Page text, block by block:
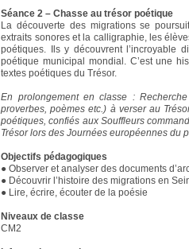
Séance 2 – Chasse au trésor poétique
La découverte des migrations se
extraits sonores et la calligraphie, les
poétiques. Ils y découvrent l’incroyable
poétique municipal mondial. C’est une
textes poétiques du Trésor.
En prolongement en classe :
proverbes, poèmes etc.) à verser au
poétiques, confiés aux Souffleurs
Trésor lors des Journées européennes du
Objectifs pédagogiques
● Observer et analyser des documents
● Découvrir l’histoire des migrations en
● Lire, écrire, écouter de la poésie
Niveaux de classe
CM2